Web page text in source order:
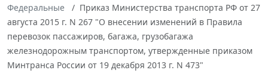
Федеральные
Приказ Министерства транспорта РФ от 27
августа 2015 г. N 267 "О внесении изменений в Правила
перевозок пассажиров, багажа, грузобагажа
железнодорожным транспортом, утвержденные приказом
Минтранса России от 19 декабря 2013 г. N 473"